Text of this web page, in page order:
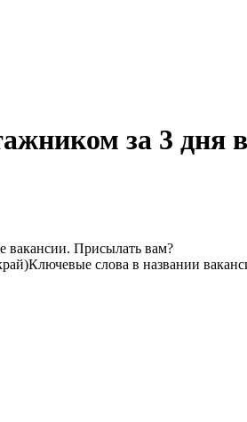
за 3
вакансии. Присылать вам?
Ключевые слова в названии